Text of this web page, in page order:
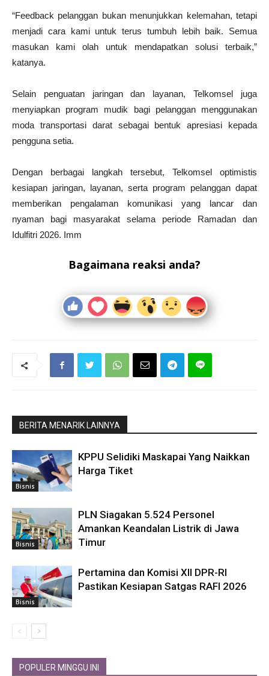
“Feedback pelanggan bukan menunjukkan kelemahan, tetapi
menjadi cara kami untuk terus tumbuh lebih baik. Semua
masukan kami olah untuk mendapatkan solusi terbaik,”
katanya.
Selain penguatan jaringan dan layanan, Telkomsel juga
menyiapkan program mudik bagi pelanggan menggunakan
moda transportasi darat sebagai bentuk apresiasi kepada
pengguna setia.
Dengan berbagai langkah tersebut, Telkomsel optimistis
kesiapan jaringan, layanan, serta program pelanggan dapat
memberikan pengalaman komunikasi yang lancar dan
nyaman bagi masyarakat selama periode Ramadan dan
Idulfitri 2026. Imm
Bagaimana reaksi anda?
BERITA MENARIK LAINNYA
Bisnis
KPPU Selidiki Maskapai Yang Naikkan
Harga Tiket
Bisnis
PLN Siagakan 5.524 Personel
Amankan Keandalan Listrik di Jawa
Timur
Bisnis
Pertamina dan Komisi XII DPR-RI
Pastikan Kesiapan Satgas RAFI 2026
POPULER MINGGU INI